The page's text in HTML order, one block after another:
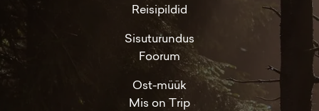
Reisipildid
Sisuturundus
Foorum
Ost-müük
Mis on Trip